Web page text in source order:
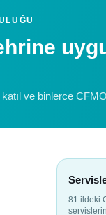
ve binlerce
81 ildeki